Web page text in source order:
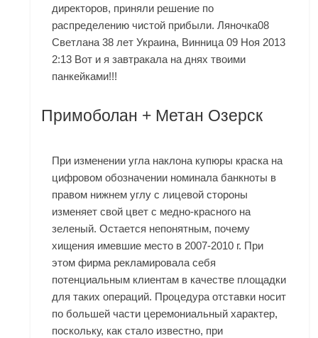
директоров, приняли решение по
распределению чистой прибыли. Ляночка08
Светлана 38 лет Украина, Винница 09 Ноя 2013
2:13 Вот и я завтракала на днях твоими
панкейками!!!
Примоболан + Метан Озерск
При изменении угла наклона купюры краска на
цифровом обозначении номинала банкноты в
правом нижнем углу с лицевой стороны
изменяет свой цвет с медно-красного на
зеленый. Остается непонятным, почему
хищения имевшие место в 2007-2010 г. При
этом фирма рекламировала себя
потенциальным клиентам в качестве площадки
для таких операций. Процедура отставки носит
по большей части церемониальный характер,
поскольку, как стало известно, при